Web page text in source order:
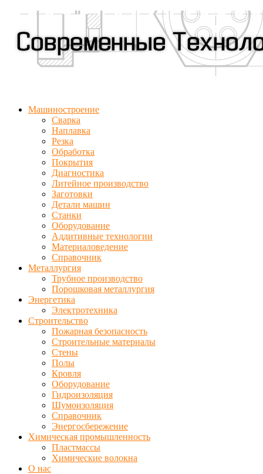
Машиностроение
Сварка
Наплавка
Резка
Обработка
Покрытия
Диагностика
Литейное производство
Заготовки
Детали машин
Станки
Оборудование
Аддитивные технологии
Материаловедение
Справочник
Металлургия
Трубное производство
Порошковая металлургия
Энергетика
Электротехника
Строительство
Пожарная безопасность
Строительные материалы
Стены
Полы
Кровля
Оборудование
Гидроизоляция
Шумоизоляция
Справочник
Энергосбережение
Химическая промышленность
Пластмассы
Химические волокна
О нас